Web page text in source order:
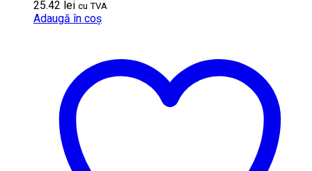
25.42 lei cu TVA
Adaugă în coș